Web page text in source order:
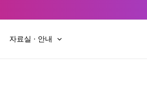
자료실 · 안내